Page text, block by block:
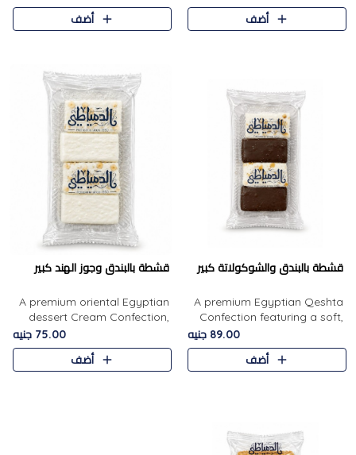
الفول السوداني المحمص، لتجمع
بين حلاوة المشمش الطبيعية..
أضف
اللوز المحمص لتمنح مزيجًا متوازنًا
من النعومة والقرمشة. ..
أضف
قشطة بالبندق والشوكولاتة كبير
A premium Egyptian Qeshta
Confection featuring a soft,
creamy texture paired with a
rich layer of premium
chocolate and the distinctive
89.00 جنيه
أضف
قشطة بالبندق وجوز الهند كبير
A premium oriental Egyptian
dessert Cream Confection,
featuring a soft, creamy
texture and the distinctive
flavor of roasted hazelnuts.
75.00 جنيه
أضف